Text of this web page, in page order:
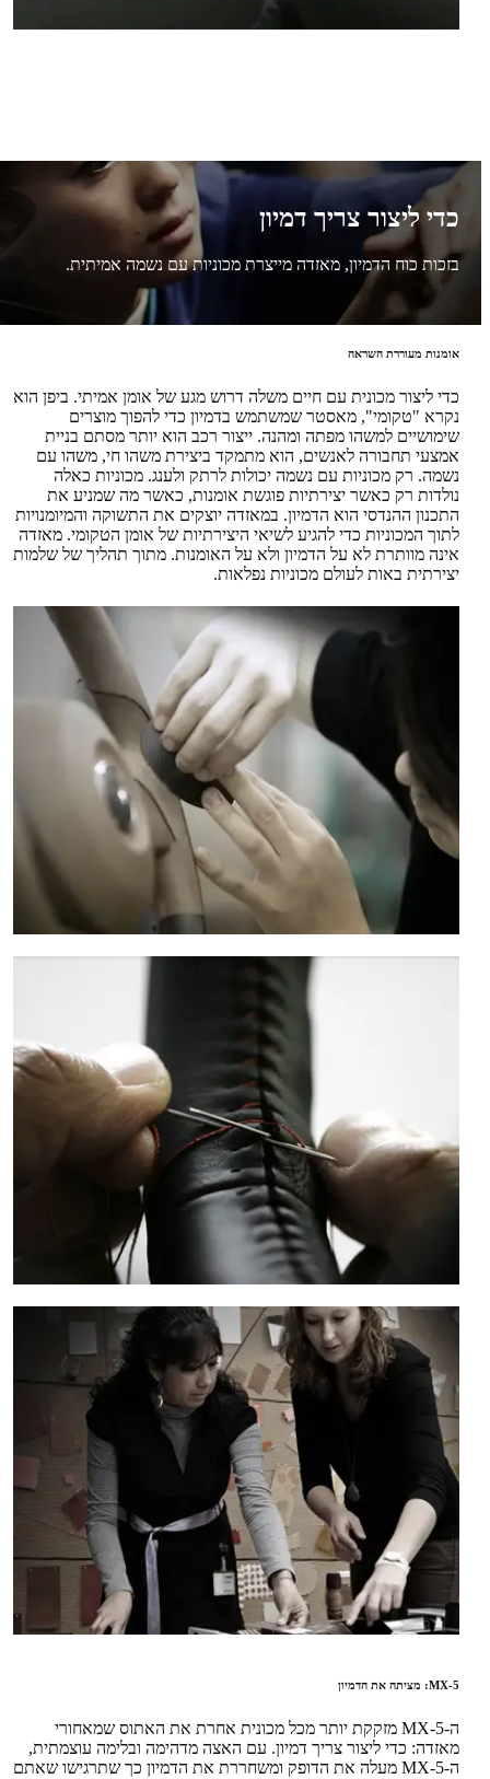
כדי ליצור צריך דמיון
בזכות כוח הדמיון, מאזדה מייצרת מכוניות עם נשמה אמיתית.
אומנות מעוררת השראה
כדי ליצור מכונית עם חיים משלה דרוש מגע של אומן אמיתי. ביפן הוא
נקרא "טקומי", מאסטר שמשתמש בדמיון כדי להפוך מוצרים
שימושיים למשהו מפתה ומהנה. ייצור רכב הוא יותר מסתם בניית
אמצעי תחבורה לאנשים, הוא מתמקד ביצירת משהו חי, משהו עם
נשמה. רק מכוניות עם נשמה יכולות לרתק ולענג. מכוניות כאלה
נולדות רק כאשר יצירתיות פוגשת אומנות, כאשר מה שמניע את
התכנון ההנדסי הוא הדמיון. במאזדה יוצקים את התשוקה והמיומנויות
לתוך המכוניות כדי להגיע לשיאי היצירתיות של אומן הטקומי. מאזדה
אינה מוותרת לא על הדמיון ולא על האומנות. מתוך תהליך של שלמות
יצירתית באות לעולם מכוניות נפלאות.
MX-5: מציתה את הדמיון
ה-MX-5 מזקקת יותר מכל מכונית אחרת את האתוס שמאחורי
מאזדה: כדי ליצור צריך דמיון. עם האצה מדהימה ובלימה עוצמתית,
ה-MX-5 מעלה את הדופק ומשחררת את הדמיון כך שתרגישו שאתם